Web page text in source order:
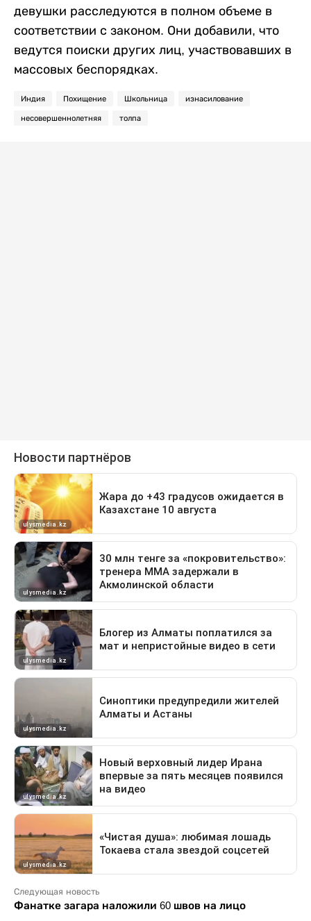
девушки расследуются в полном объеме в
соответствии с законом. Они добавили, что
ведутся поиски других лиц, участвовавших в
массовых беспорядках.
Индия Похищение Школьница изнасилование
несовершеннолетняя толпа
Следующая новость
Фанатке загара наложили 60 швов на лицо